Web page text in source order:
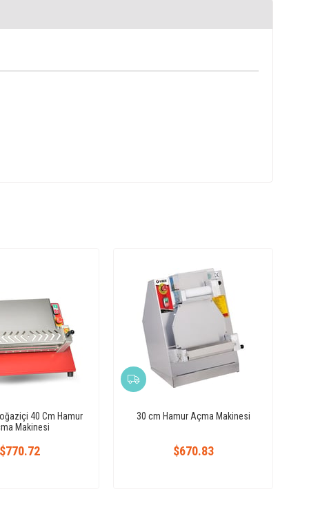
40 Cm Hamur
Makinesi
30 cm Hamur Açma Makinesi
$670.83